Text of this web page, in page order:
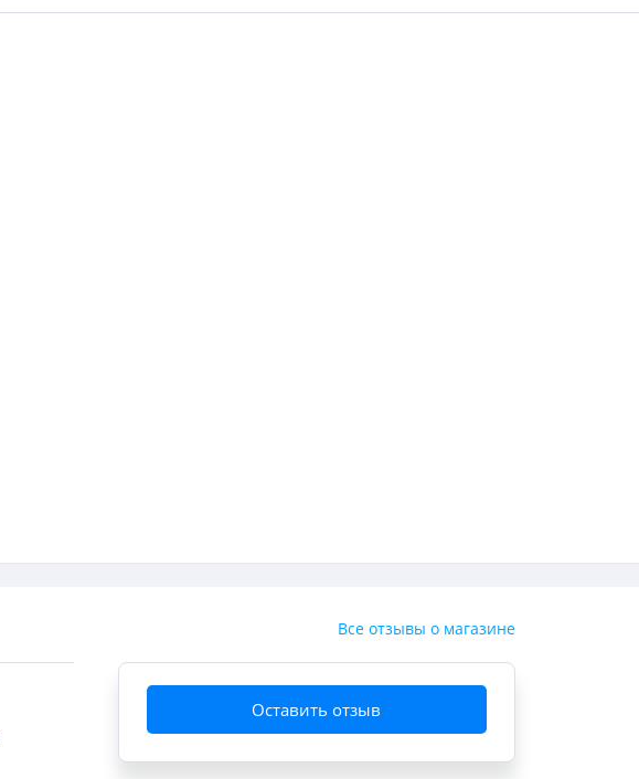
Все отзывы о магазине
Оставить отзыв